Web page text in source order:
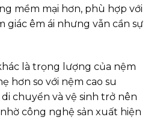
mềm mại hơn, phù hợp với
giác êm ái nhưng vẫn cần sự
là trọng lượng của nệm
hơn so với nệm cao su
chuyển và vệ sinh trở nên
công nghệ sản xuất hiện